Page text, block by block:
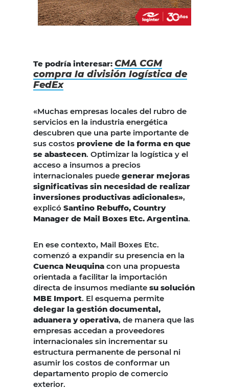
Te podría interesar: CMA CGM
compra la división logística de
FedEx
«Muchas empresas locales del rubro de
servicios en la industria energética
descubren que una parte importante de
sus costos proviene de la forma en que
se abastecen. Optimizar la logística y el
acceso a insumos a precios
internacionales puede generar mejoras
significativas sin necesidad de realizar
inversiones productivas adicionales»,
explicó Santino Rebuffo, Country
Manager de Mail Boxes Etc. Argentina.
En ese contexto, Mail Boxes Etc.
comenzó a expandir su presencia en la
Cuenca Neuquina con una propuesta
orientada a facilitar la importación
directa de insumos mediante su solución
MBE Import. El esquema permite
delegar la gestión documental,
aduanera y operativa, de manera que las
empresas accedan a proveedores
internacionales sin incrementar su
estructura permanente de personal ni
asumir los costos de conformar un
departamento propio de comercio
exterior.